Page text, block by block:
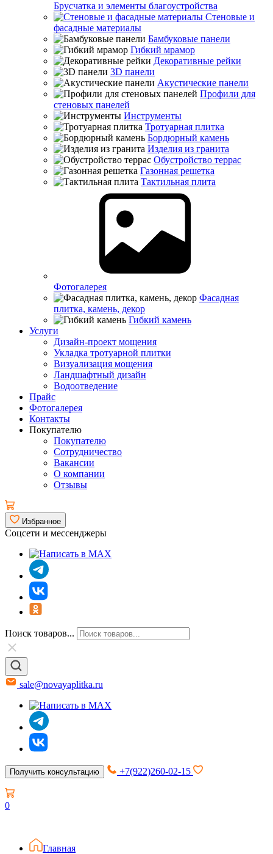
Брусчатка и элементы благоустройства
Стеновые и
фасадные материалы
Бамбуковые панели
Гибкий мрамор
Декоративные рейки
3D панели
Акустические панели
Профили для
стеновых панелей
Инструменты
Тротуарная плитка
Бордюрный камень
Изделия из гранита
Обустройство террас
Газонная решетка
Тактильная плита
Фотогалерея
Фасадная
плитка, камень, декор
Гибкий камень
Услуги
Дизайн-проект мощения
Укладка тротуарной плитки
Визуализация мощения
Ландшафтный дизайн
Водоотведение
Прайс
Фотогалерея
Контакты
Покупателю
Покупателю
Сотрудничество
Вакансии
О компании
Отзывы
Избранное
Соцсети и мессенджеры
Поиск товаров...
sale@novayaplitka.ru
Получить консультацию +7(922)260-02-15
0
Главная